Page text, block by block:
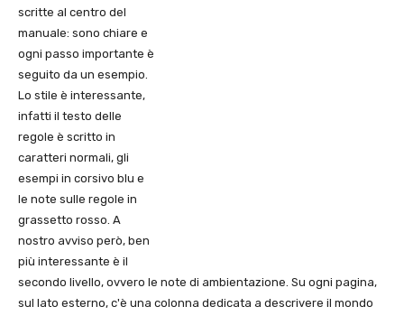
scritte al centro del
manuale: sono chiare e
ogni passo importante è
seguito da un esempio.
Lo stile è interessante,
infatti il testo delle
regole è scritto in
caratteri normali, gli
esempi in corsivo blu e
le note sulle regole in
grassetto rosso. A
nostro avviso però, ben
più interessante è il
secondo livello, ovvero le note di ambientazione. Su ogni pagina,
sul lato esterno, c'è una colonna dedicata a descrivere il mondo